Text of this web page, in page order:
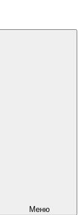
Меню